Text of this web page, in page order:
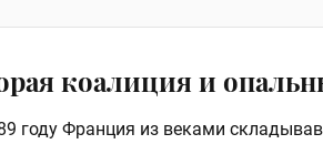
коалиция и
году Франция из веками